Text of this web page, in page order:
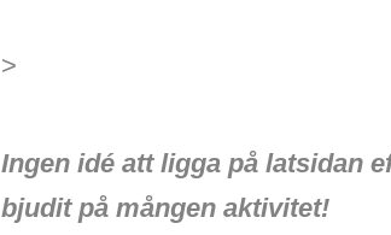
>
Ingen idé att ligga på latsidan
bjudit på mången aktivitet!